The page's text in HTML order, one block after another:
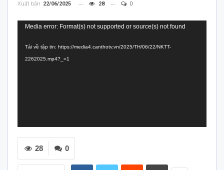
Xuất bản 22/06/2025 28 0
Trình
Video
Media error: Format(s) not supported or source(s) not found
Tải về tập tin: https://media4.canthotv.vn/2025/TH/06/22/NKTT-
2262025.mp4?_=1
0
28